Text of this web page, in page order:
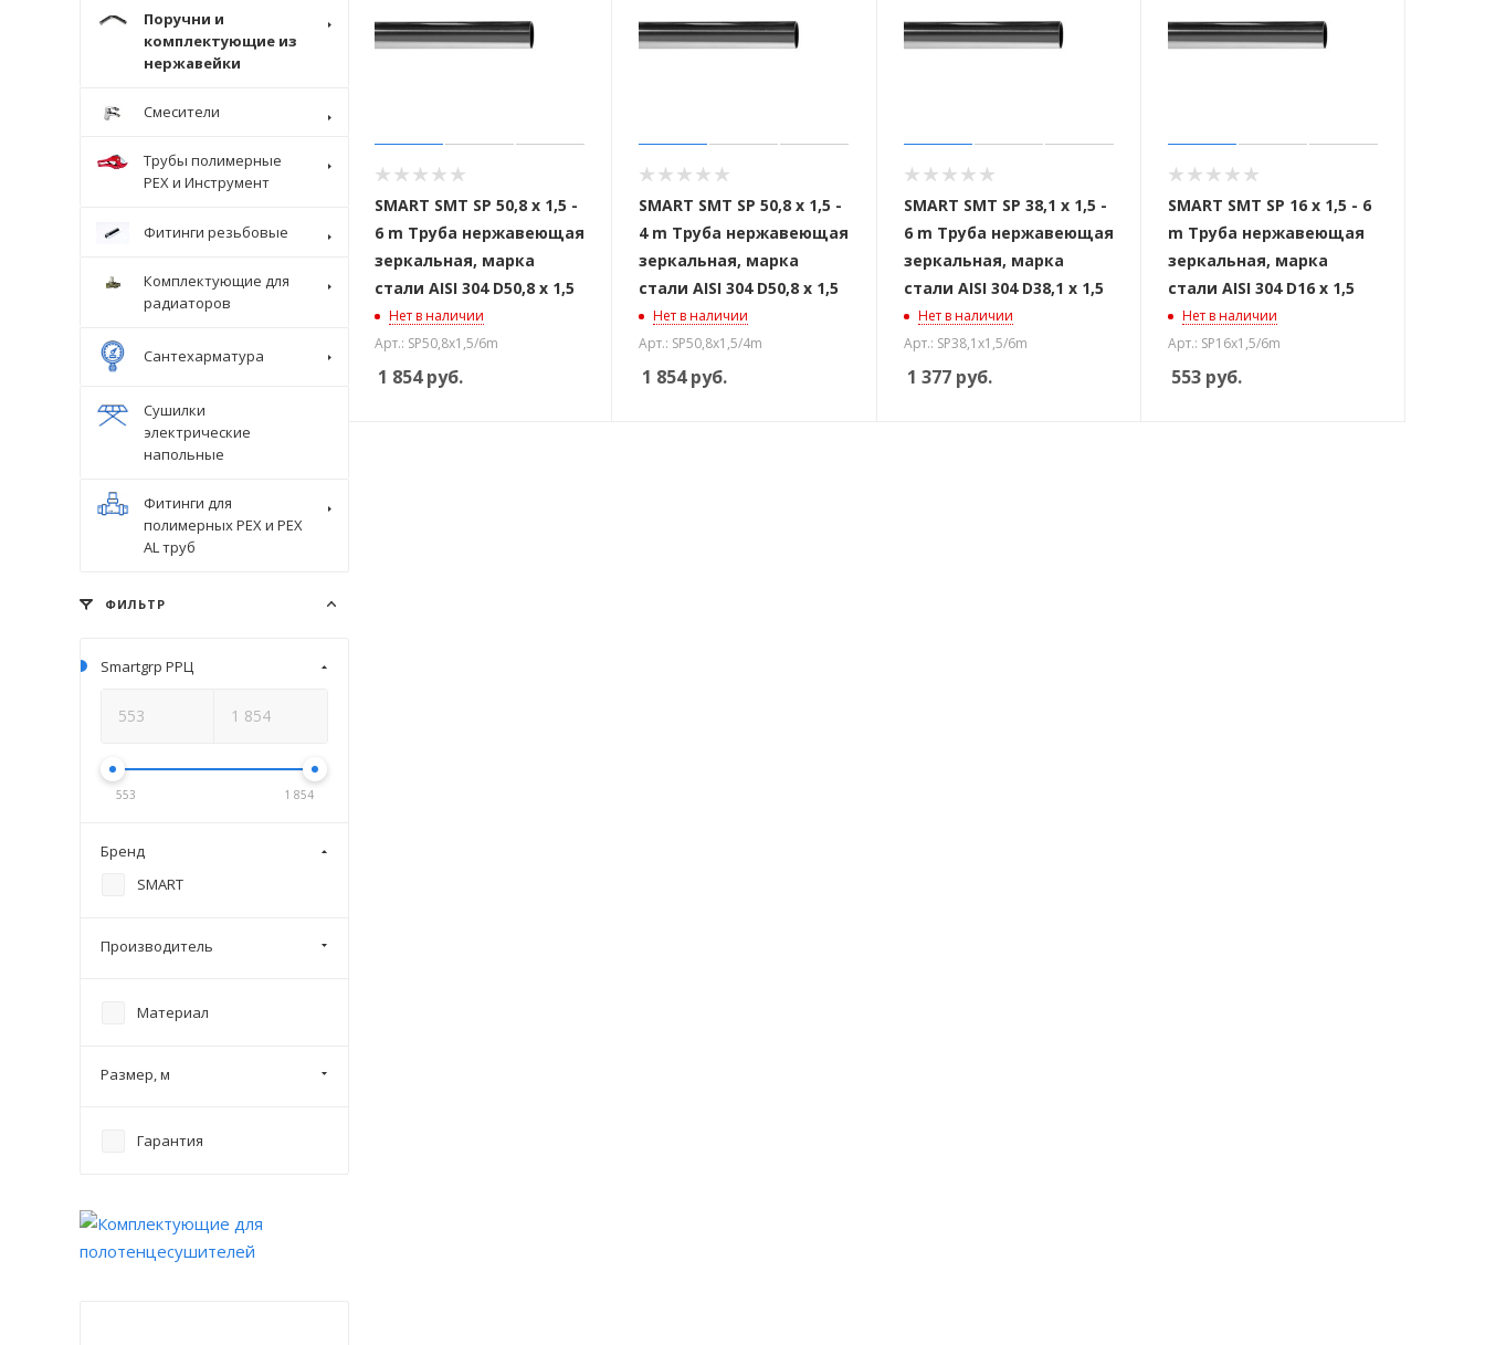
SMART SMT SP 50,8 x 1,5 -
6 m Труба нержавеющая
зеркальная, марка
стали AISI 304 D50,8 x 1,5
Нет в наличии
Арт.: SP50,8x1,5/6m
1 854руб.
SMART SMT SP 50,8 x 1,5 -
4 m Труба нержавеющая
зеркальная, марка
стали AISI 304 D50,8 x 1,5
Нет в наличии
Арт.: SP50,8x1,5/4m
1 854руб.
SMART SMT SP 38,1 x 1,5 -
6 m Труба нержавеющая
зеркальная, марка
стали AISI 304 D38,1 x 1,5
Нет в наличии
Арт.: SP38,1x1,5/6m
1 377руб.
SMART SMT SP 16 x 1,5 - 6
m Труба нержавеющая
зеркальная, марка
стали AISI 304 D16 x 1,5
Нет в наличии
Арт.: SP16x1,5/6m
553руб.
Поручни и
комплектующие из
нержавейки
Крепеж стоек для поручня
Смесители
Трубы полимерные
PEX и Инструмент
Фитинги резьбовые
Комплектующие для
радиаторов
Сантехарматура
Сушилки
электрические
напольные
Фитинги для
полимерных PEX и PEX
AL труб
ФИЛЬТР
Smartgrp РРЦ
553 1 854
Бренд
SMART
Производитель
Материал
Размер, м
Гарантия